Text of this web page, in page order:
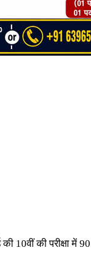
10वीं की परीक्षा में